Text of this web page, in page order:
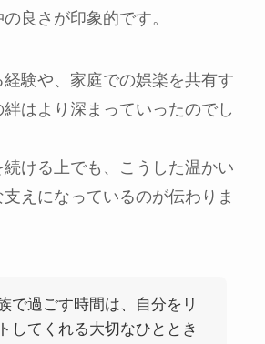
良さが印象的です。
験や、家庭での娯楽を共有す
はより深まっていったのでし
ける上でも、こうした温かい
えになっているのが伝わりま
族で過ごす時間は、自分をリ
してくれる大切なひととき